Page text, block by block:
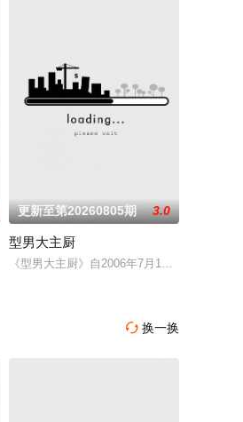
趣的话题——从头到脚，从里到外，从身体
娱乐新闻节目，每天报道最新的娱乐新闻，
更新至第20260805期 3.0
型男大主厨
《型男大主厨》自2006年7月10日首播推出
 换一换